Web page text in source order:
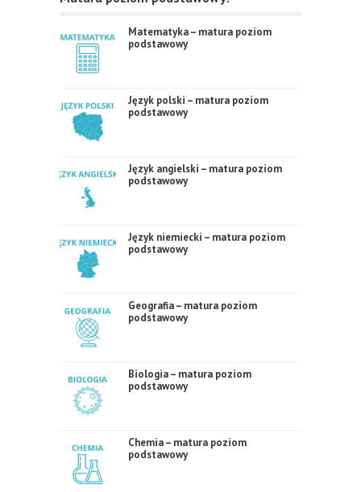
Matematyka – matura poziom
podstawowy
Język polski – matura poziom
podstawowy
Język angielski – matura poziom
podstawowy
Język niemiecki – matura poziom
podstawowy
Geografia – matura poziom
podstawowy
Biologia – matura poziom
podstawowy
Chemia – matura poziom
podstawowy